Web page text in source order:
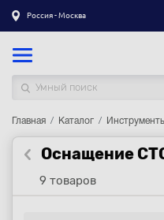
Россия - Москва
Каталог товаров
Регистрация|Вход
Доставка
Главная Каталог
Оснащение
9 товаров